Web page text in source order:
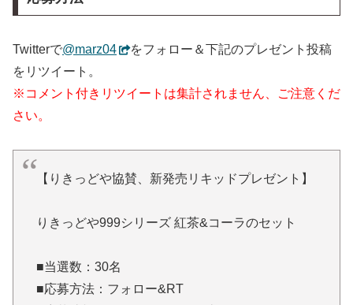
Twitterで@marz04
をフォロー＆下記のプレゼント投稿
をリツイート。
※コメント付きリツイートは集計されません、ご注意くだ
さい。
【りきっどや協賛、新発売リキッドプレゼント】
りきっどや999シリーズ 紅茶&コーラのセット
■当選数：30名
■応募方法：フォロー&RT